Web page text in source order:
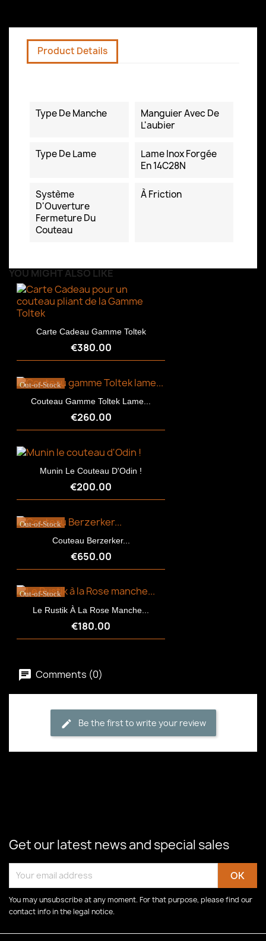
Product Details
Type De Manche
Manguier Avec De
L'aubier
Type De Lame
Lame Inox Forgée
En 14C28N
Système
D'Ouverture
Fermeture Du
Couteau
À Friction
YOU MIGHT ALSO LIKE
Carte Cadeau Gamme Toltek
€380.00
Couteau Gamme Toltek Lame...
€260.00
Out-of-Stock
Munin Le Couteau D'Odin !
€200.00
Couteau Berzerker...
€650.00
Out-of-Stock
Le Rustik À La Rose Manche...
€180.00
Out-of-Stock
Comments (0)
Be the first to write your review
Get our latest news and special sales
You may unsubscribe at any moment. For that purpose, please find our
contact info in the legal notice.